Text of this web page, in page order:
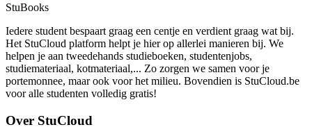
StuBooks
Iedere student bespaart graag een centje en verdient graag wat bij.
Het StuCloud platform helpt je hier op allerlei manieren bij. We
helpen je aan tweedehands studieboeken, studentenjobs,
studiemateriaal, kotmateriaal,... Zo zorgen we samen voor je
portemonnee, maar ook voor het milieu. Bovendien is StuCloud.be
voor alle studenten volledig gratis!
Over StuCloud